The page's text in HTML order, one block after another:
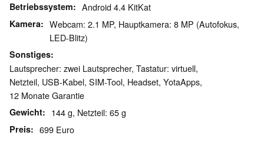
Betriebssystem Android 4.4 KitKat
Kamera
Webcam: 2.1 MP, Hauptkamera: 8 MP (Autofokus,
LED-Blitz)
Sonstiges
Lautsprecher: zwei Lautsprecher, Tastatur: virtuell,
Netzteil, USB-Kabel, SIM-Tool, Headset, YotaApps,
12 Monate Garantie
Gewicht 144 g, Netzteil: 65 g
Preis 699 Euro